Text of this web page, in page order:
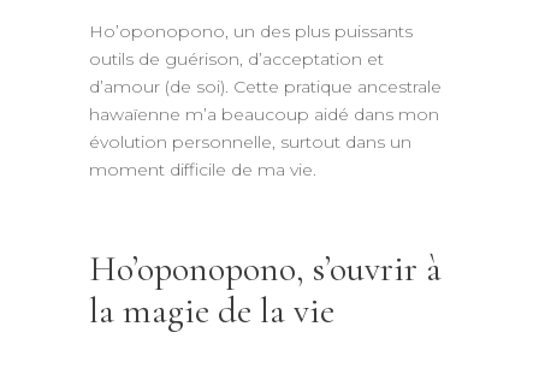
Ho’oponopono, un des plus puissants
outils de guérison, d’acceptation et
d’amour (de soi). Cette pratique ancestrale
hawaïenne m’a beaucoup aidé dans mon
évolution personnelle, surtout dans un
moment difficile de ma vie.
Ho’oponopono, s’ouvrir à
la magie de la vie